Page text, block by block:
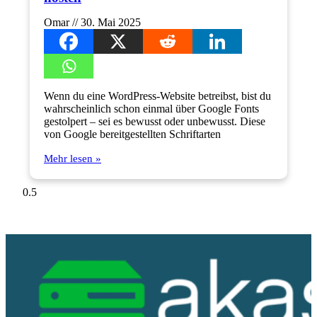
Omar 30. Mai 2025
Wenn du eine WordPress-Website betreibst, bist du
wahrscheinlich schon einmal über Google Fonts
gestolpert – sei es bewusst oder unbewusst. Diese
von Google bereitgestellten Schriftarten
Mehr lesen »